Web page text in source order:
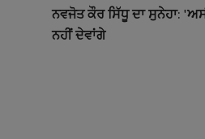
ਨਵਜੋਤ ਕੌਰ ਸਿੱਧੂ ਦਾ ਸੁਨੇਹਾ:
ਨਹੀਂ ਦੇਵਾਂਗੇ